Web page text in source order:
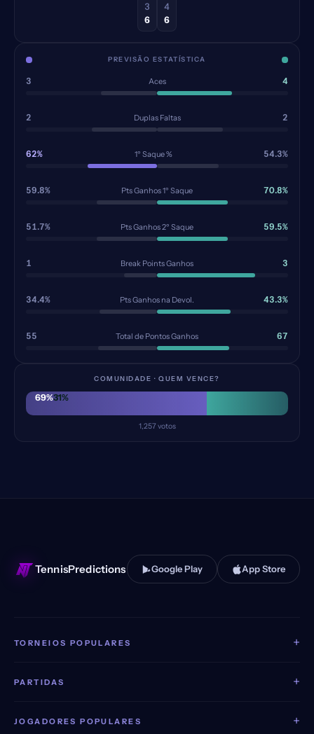
3
6
4
6
PREVISÃO ESTATÍSTICA
3 Aces 4
2 Duplas Faltas 2
62% 1º Saque % 54.3%
59.8% Pts Ganhos 1º Saque 70.8%
51.7% Pts Ganhos 2º Saque 59.5%
1 Break Points Ganhos 3
34.4% Pts Ganhos na Devol. 43.3%
55 Total de Pontos Ganhos 67
COMUNIDADE · QUEM VENCE?
69%31%
1,257votos
TennisPredictions Google Play App Store
TORNEIOS POPULARES +
PARTIDAS +
JOGADORES POPULARES +